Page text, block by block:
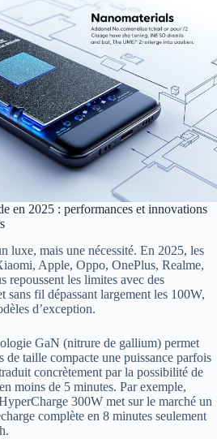
en 2025 : performances et innovations
luxe, mais une nécessité. En 2025, les
Apple, Oppo, OnePlus, Realme,
les limites avec des
sans fil dépassant largement les 100W,
d’exception.
GaN (nitrure de gallium) permet
de taille compacte une puissance parfois
concrètement par la possibilité de
moins de 5 minutes. Par exemple,
300W met sur le marché un
complète en 8 minutes seulement